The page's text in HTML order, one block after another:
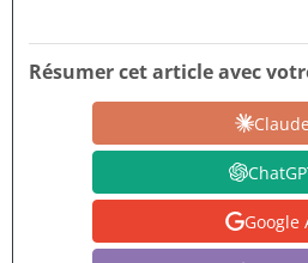
Résumer cet article avec
Claude
Google